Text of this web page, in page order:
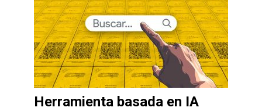
Herramienta basada en IA